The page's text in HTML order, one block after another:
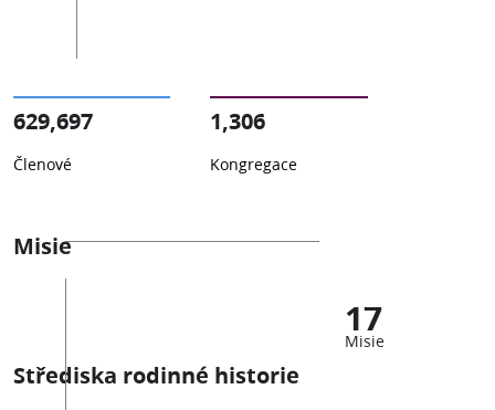
629,697
Členové
1,306
Kongregace
Misie
17
Misie
Střediska rodinné historie